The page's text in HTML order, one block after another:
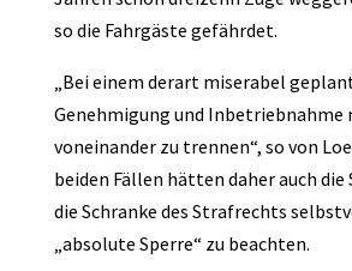
so die Fahrgäste gefährdet.
„Bei einem derart miserabel
Genehmigung und Inbetriebnahme
voneinander zu trennen“, so von
beiden Fällen hätten daher auch
die Schranke des Strafrechts
„absolute Sperre“ zu beachten.